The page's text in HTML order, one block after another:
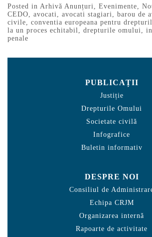
Posted in Arhivă Anunțuri Evenimente
CEDO
avocati avocati stagiari barou de
civile
conventia europeana pentru
la un proces echitabil
drepturile omului
penale
PUBLICAȚII
Justiție
Drepturile Omului
Societate civilă
Infografice
Buletin informativ
DESPRE NOI
Consiliul de
Echipa CRJM
Organizarea internă
Rapoarte de activitate